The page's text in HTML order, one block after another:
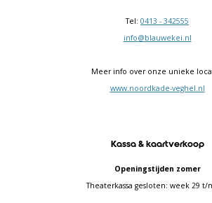
Tel: 0413 - 342555
info@blauwekei.nl
Meer info over onze unieke
www.noordkade-veghel.nl
Kassa & kaartverkoop
Openingstijden zomer
Theaterkassa gesloten: week 29 t/